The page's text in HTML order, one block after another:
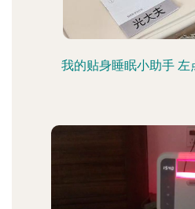
我的贴身睡眠小助手 左